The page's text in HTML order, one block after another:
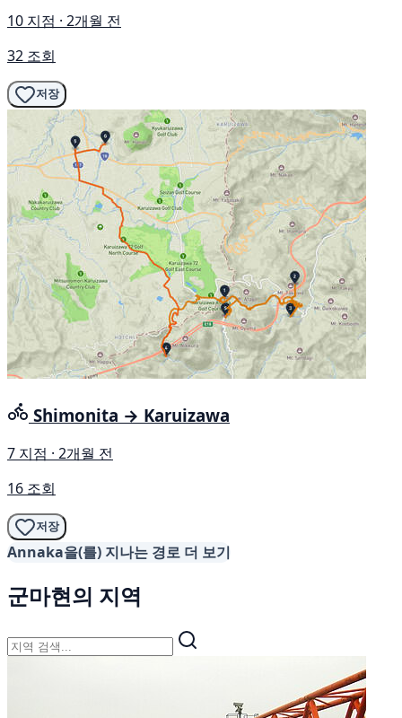
10 지점 · 2개월 전
32 조회
저장
Shimonita → Karuizawa
7 지점 · 2개월 전
16 조회
저장
Annaka을(를) 지나는 경로 더 보기
군마현의 지역